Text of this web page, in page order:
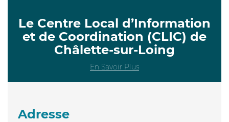
Le Centre Local d’Information
et de Coordination (CLIC) de
Châlette-sur-Loing
En Savoir Plus
Adresse